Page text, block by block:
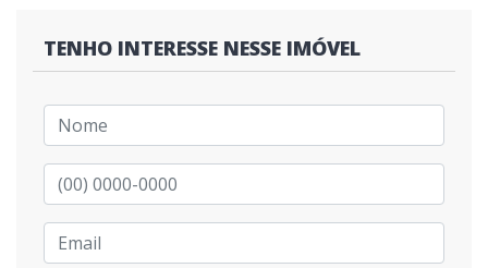
TENHO INTERESSE NESSE IMÓVEL